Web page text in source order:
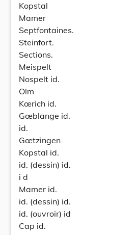
Kopstal
Mamer
Septfontaines.
Steinfort.
Sections.
Meispelt
Nospelt id.
Olm
Kœrich id.
Gœblange id.
id.
Gœtzingen
Kopstal id.
id. (dessin) id.
i d
Mamer id.
id. (dessin) id.
id. (ouvroir) id
Cap id.